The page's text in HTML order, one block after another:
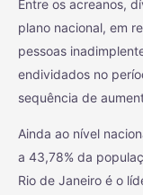
Entre os acreanos,
plano nacional, em
pessoas
endividados no
sequência de
Ainda ao nível
a 43,78% da
Rio de Janeiro é o